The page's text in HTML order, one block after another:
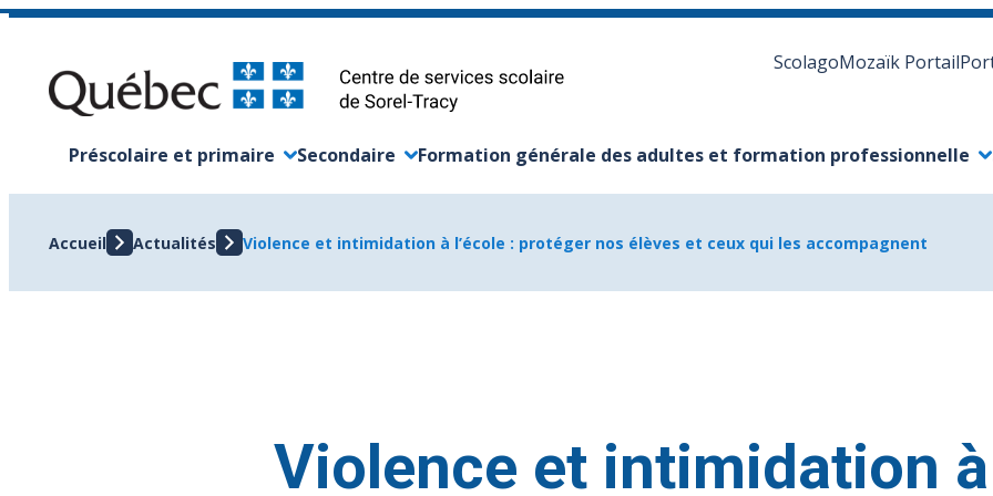
Aller
contenu
ScolagoMozaïk Portail
Préscolaire et primaire
Ouvrir/Fermer le sous-menuSecondaire
Ouvrir/Fermer le sous-menu
Formation générale des adultes et formation professionnelle
Ouvrir/Fermer le sous-menu
Accueil Actualités Violence et intimidation à l’école : protéger nos élèves et ceux qui les accompagnent
Violence et intimidation à